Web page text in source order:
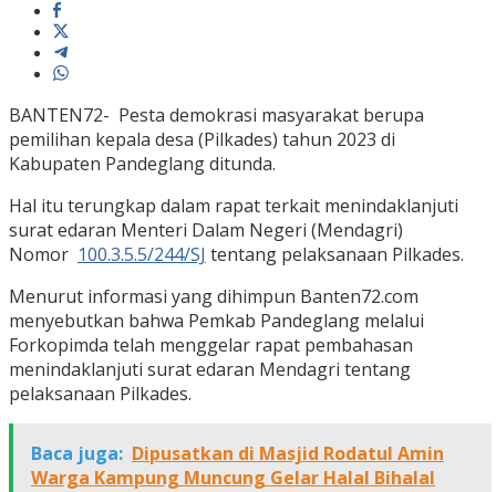
BANTEN72- Pesta demokrasi masyarakat berupa
pemilihan kepala desa (Pilkades) tahun 2023 di
Kabupaten Pandeglang ditunda.
Hal itu terungkap dalam rapat terkait menindaklanjuti
surat edaran Menteri Dalam Negeri (Mendagri)
Nomor 100.3.5.5/244/SJ tentang pelaksanaan Pilkades.
Menurut informasi yang dihimpun Banten72.com
menyebutkan bahwa Pemkab Pandeglang melalui
Forkopimda telah menggelar rapat pembahasan
menindaklanjuti surat edaran Mendagri tentang
pelaksanaan Pilkades.
Baca juga: Dipusatkan di Masjid Rodatul Amin
Warga Kampung Muncung Gelar Halal Bihalal